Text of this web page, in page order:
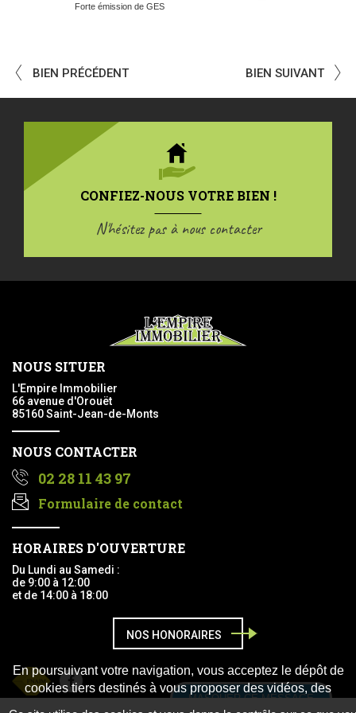
En poursuivant votre navigation, vous acceptez le dépôt de
cookies tiers destinés à vous proposer des vidéos, des
MASQUER CE MESSAGE
Forte émission de GES
BIEN PRÉCÉDENT BIEN SUIVANT
CONFIEZ-NOUS VOTRE BIEN !
N'hésitez pas à nous contacter
NOUS SITUER
L'Empire Immobilier
66 avenue d'Orouët
85160 Saint-Jean-de-Monts
NOUS CONTACTER
02 28 11 43 97
Formulaire de contact
HORAIRES D'OUVERTURE
Du Lundi au Samedi :
de 9:00 à 12:00
et de 14:00 à 18:00
NOS HONORAIRES
Facebook